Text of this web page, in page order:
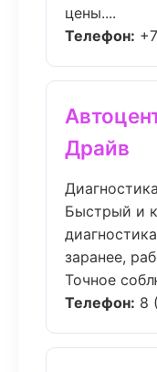
цены....
Телефон:
Драйв
Быстрый и
заранее,
Точное
Телефон: 8